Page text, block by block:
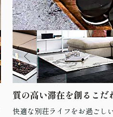
質の高い滞在を創るこだ
快適な別荘ライフをお過ごし